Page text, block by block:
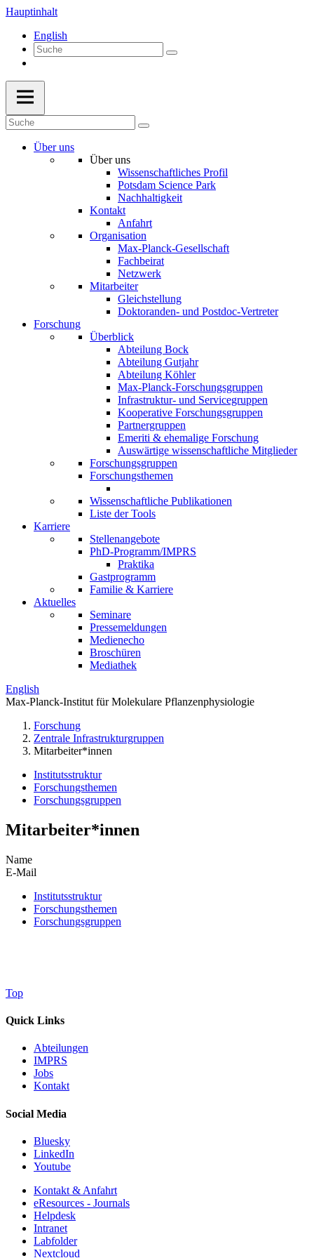
Hauptinhalt
English
Über uns
Über uns
Wissenschaftliches Profil
Potsdam Science Park
Nachhaltigkeit
Kontakt
Anfahrt
Organisation
Max-Planck-Gesellschaft
Fachbeirat
Netzwerk
Mitarbeiter
Gleichstellung
Doktoranden- und Postdoc-Vertreter
Forschung
Überblick
Abteilung Bock
Abteilung Gutjahr
Abteilung Köhler
Max-Planck-Forschungsgruppen
Infrastruktur- und Servicegruppen
Kooperative Forschungsgruppen
Partnergruppen
Emeriti & ehemalige Forschung
Auswärtige wissenschaftliche Mitglieder
Forschungsgruppen
Forschungsthemen
Wissenschaftliche Publikationen
Liste der Tools
Karriere
Stellenangebote
PhD-Programm/IMPRS
Praktika
Gastprogramm
Familie & Karriere
Aktuelles
Seminare
Pressemeldungen
Medienecho
Broschüren
Mediathek
English
Max-Planck-Institut für Molekulare Pflanzenphysiologie
Forschung
Zentrale Infrastrukturgruppen
Mitarbeiter*innen
Institutsstruktur
Forschungsthemen
Forschungsgruppen
Mitarbeiter*innen
Name
E-Mail
Institutsstruktur
Forschungsthemen
Forschungsgruppen
Top
Quick Links
Abteilungen
IMPRS
Jobs
Kontakt
Social Media
Bluesky
LinkedIn
Youtube
Kontakt & Anfahrt
eResources - Journals
Helpdesk
Intranet
Labfolder
Nextcloud